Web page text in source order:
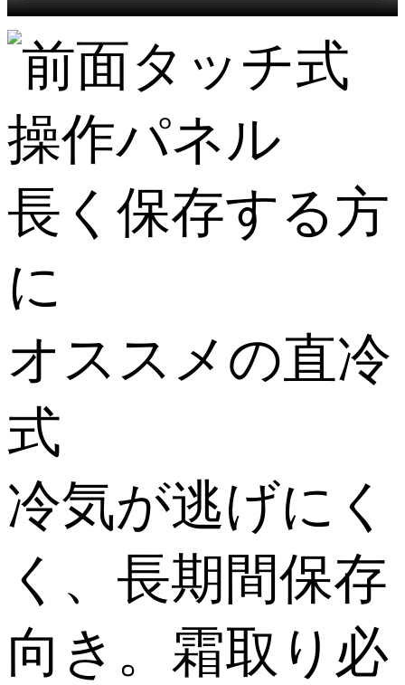
長く保存する方
に
オススメの直冷
式
冷気が逃げにく
く、長期間保存
向き。霜取り必